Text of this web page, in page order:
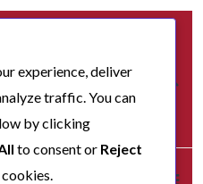
experience, deliver
traffic. You can
by clicking
to consent or Reject